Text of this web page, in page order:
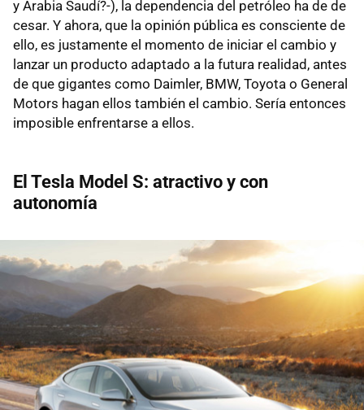
y Arabia Saudí?-), la dependencia del petróleo ha de de
cesar. Y ahora, que la opinión pública es consciente de
ello, es justamente el momento de iniciar el cambio y
lanzar un producto adaptado a la futura realidad, antes
de que gigantes como Daimler, BMW, Toyota o General
Motors hagan ellos también el cambio. Sería entonces
imposible enfrentarse a ellos.
El Tesla Model S: atractivo y con
autonomía